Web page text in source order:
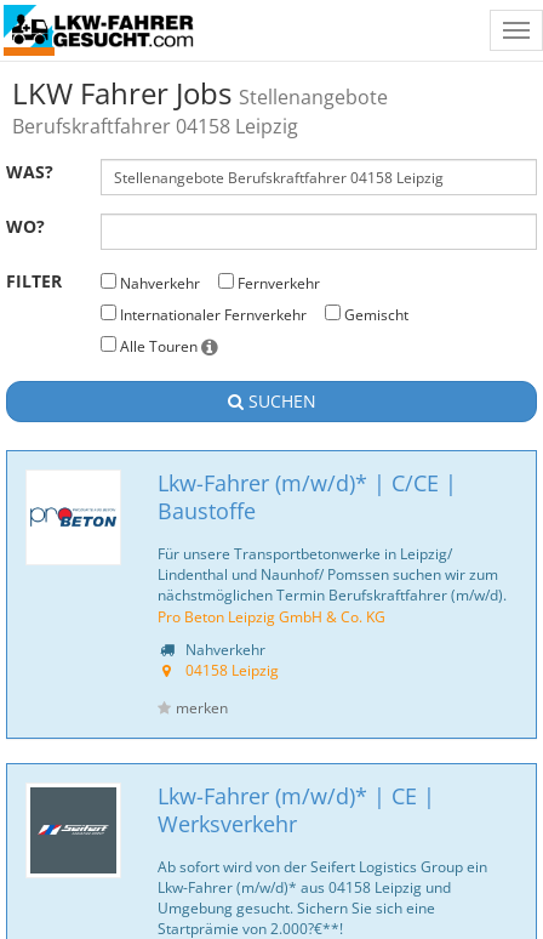
LKW Fahrer Jobs Stellenangebote
Berufskraftfahrer 04158 Leipzig
WAS?
WO?
FILTER Nahverkehr
Fernverkehr
Internationaler Fernverkehr
Gemischt
Alle Touren
SUCHEN
Lkw-Fahrer (m/w/d)* | C/CE |
Baustoffe
Für unsere Transportbetonwerke in Leipzig/
Lindenthal und Naunhof/ Pomssen suchen wir zum
nächstmöglichen Termin Berufskraftfahrer (m/w/d).
Pro Beton Leipzig GmbH & Co. KG
Nahverkehr
04158 Leipzig
merken
Lkw-Fahrer (m/w/d)* | CE |
Werksverkehr
Ab sofort wird von der Seifert Logistics Group ein
Lkw-Fahrer (m/w/d)* aus 04158 Leipzig und
Umgebung gesucht. Sichern Sie sich eine
Startprämie von 2.000?€**!